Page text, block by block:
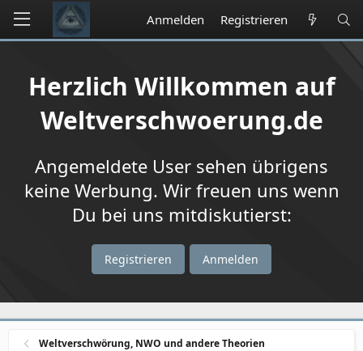
Anmelden Registrieren
Herzlich Willkommen auf
Weltverschwoerung.de
Angemeldete User sehen übrigens
keine Werbung. Wir freuen uns wenn
Du bei uns mitdiskutierst:
Registrieren Anmelden
Weltverschwörung, NWO und andere Theorien